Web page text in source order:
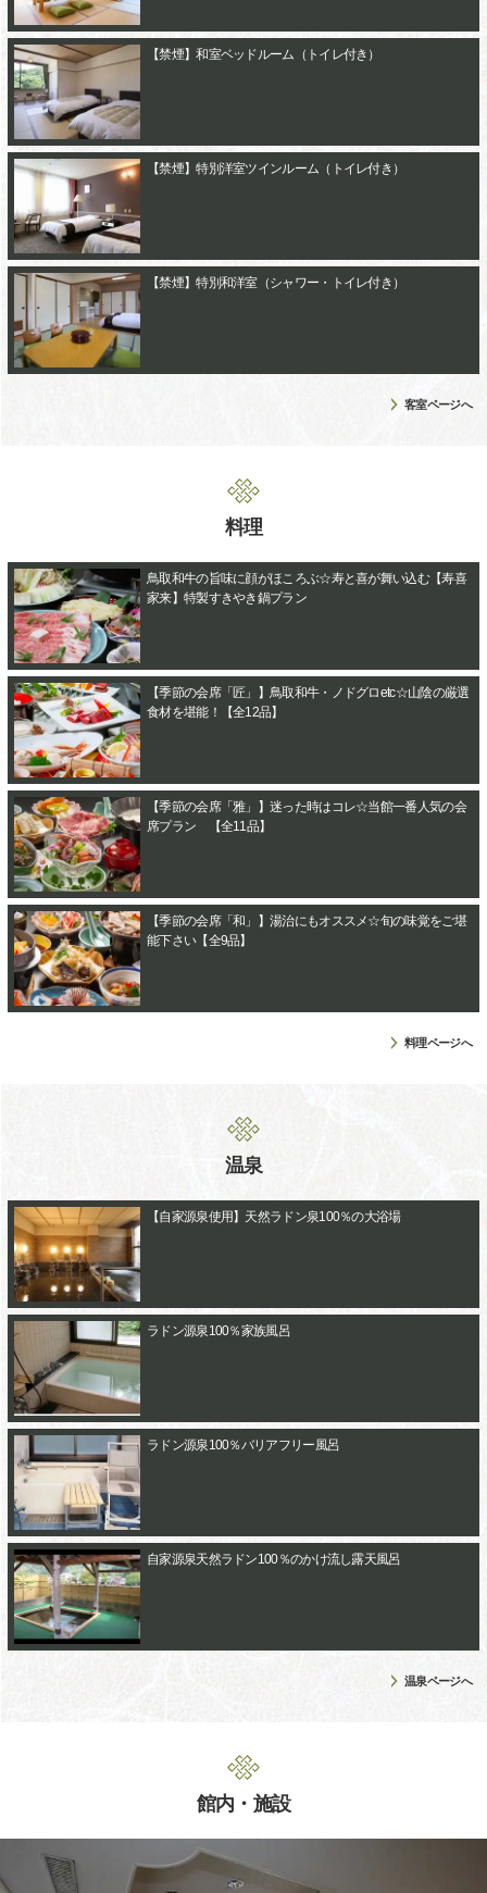
【禁煙】和室ベッドルーム（トイレ付き）
【禁煙】特別洋室ツインルーム（トイレ付き）
【禁煙】特別和洋室（シャワー・トイレ付き）
客室ページへ
料理
鳥取和牛の旨味に顔がほころぶ☆寿と喜が舞い込む【寿喜
家来】特製すきやき鍋プラン
【季節の会席「匠」】鳥取和牛・ノドグロetc☆山陰の厳選
食材を堪能！【全12品】
【季節の会席「雅」】迷った時はコレ☆当館一番人気の会
席プラン 【全11品】
【季節の会席「和」】湯治にもオススメ☆旬の味覚をご堪
能下さい【全9品】
料理ページへ
温泉
【自家源泉使用】天然ラドン泉100％の大浴場
ラドン源泉100％家族風呂
ラドン源泉100％バリアフリー風呂
自家源泉天然ラドン100％のかけ流し露天風呂
温泉ページへ
館内・施設